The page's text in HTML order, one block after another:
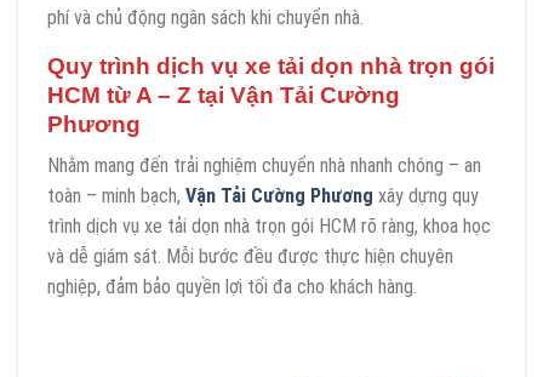
phí và chủ động ngân sách khi chuyển nhà.
Quy trình dịch vụ xe tải dọn nhà trọn gói
HCM từ A – Z tại Vận Tải Cường
Phương
Nhằm mang đến trải nghiệm chuyển nhà nhanh chóng – an
toàn – minh bạch, Vận Tải Cường Phương xây dựng quy
trình dịch vụ xe tải dọn nhà trọn gói HCM rõ ràng, khoa học
và dễ giám sát. Mỗi bước đều được thực hiện chuyên
nghiệp, đảm bảo quyền lợi tối đa cho khách hàng.